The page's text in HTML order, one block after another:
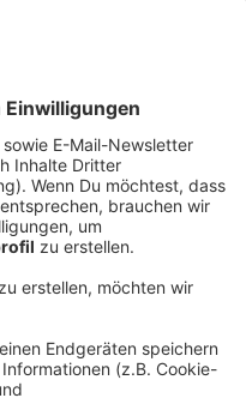
weg - in den
jeweils mehrere
die Feuerwehr,
Mitarbeiter, die an
Geschlossen
bis auf die
Feiertagen
NEW macht
der NEW bleibt bis
haben